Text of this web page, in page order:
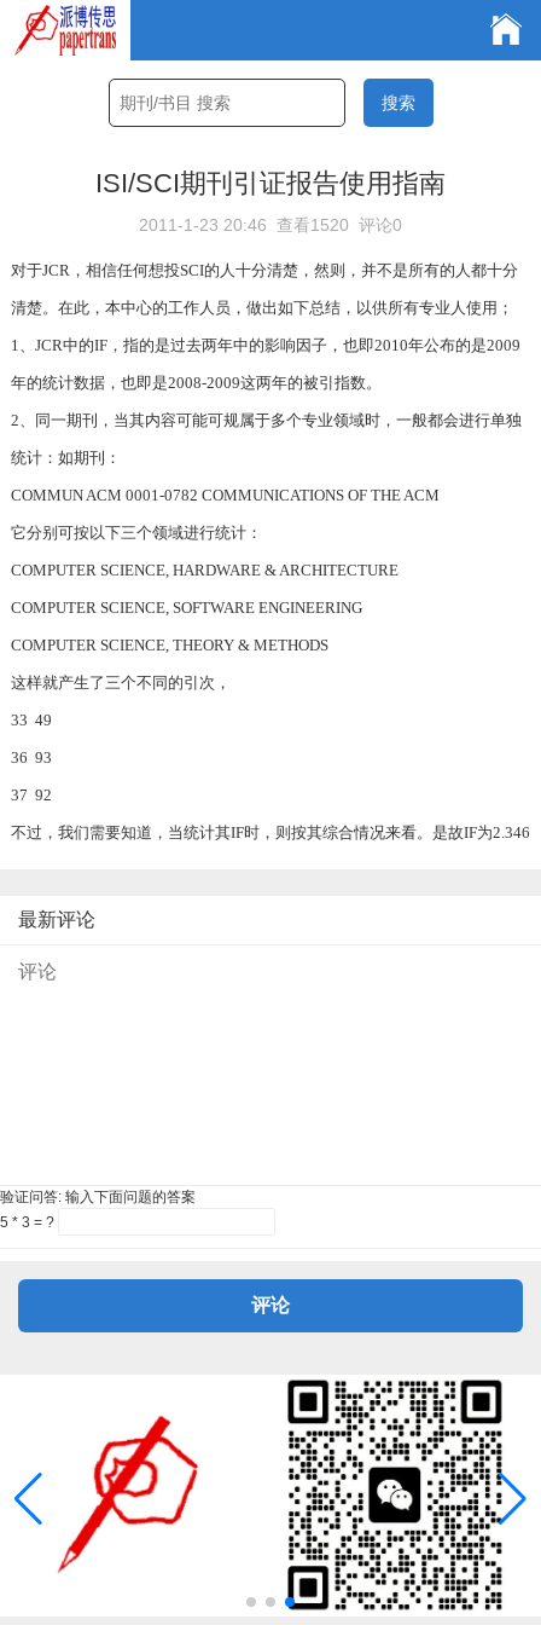
ISI/SCI期刊引证报告使用指南
2011-1-23 20:46 查看1520 评论0
对于JCR，相信任何想投SCI的人十分清楚，然则，并不是所有的人都十分
清楚。在此，本中心的工作人员，做出如下总结，以供所有专业人使用；
1、JCR中的IF，指的是过去两年中的影响因子，也即2010年公布的是2009
年的统计数据，也即是2008-2009这两年的被引指数。
2、同一期刊，当其内容可能可规属于多个专业领域时，一般都会进行单独
统计：如期刊：
COMMUN ACM 0001-0782 COMMUNICATIONS OF THE ACM
它分别可按以下三个领域进行统计：
COMPUTER SCIENCE, HARDWARE & ARCHITECTURE
COMPUTER SCIENCE, SOFTWARE ENGINEERING
COMPUTER SCIENCE, THEORY & METHODS
这样就产生了三个不同的引次，
33 49
36 93
37 92
不过，我们需要知道，当统计其IF时，则按其综合情况来看。是故IF为2.346
最新评论
验证问答: 输入下面问题的答案
5 * 3 = ?
评论